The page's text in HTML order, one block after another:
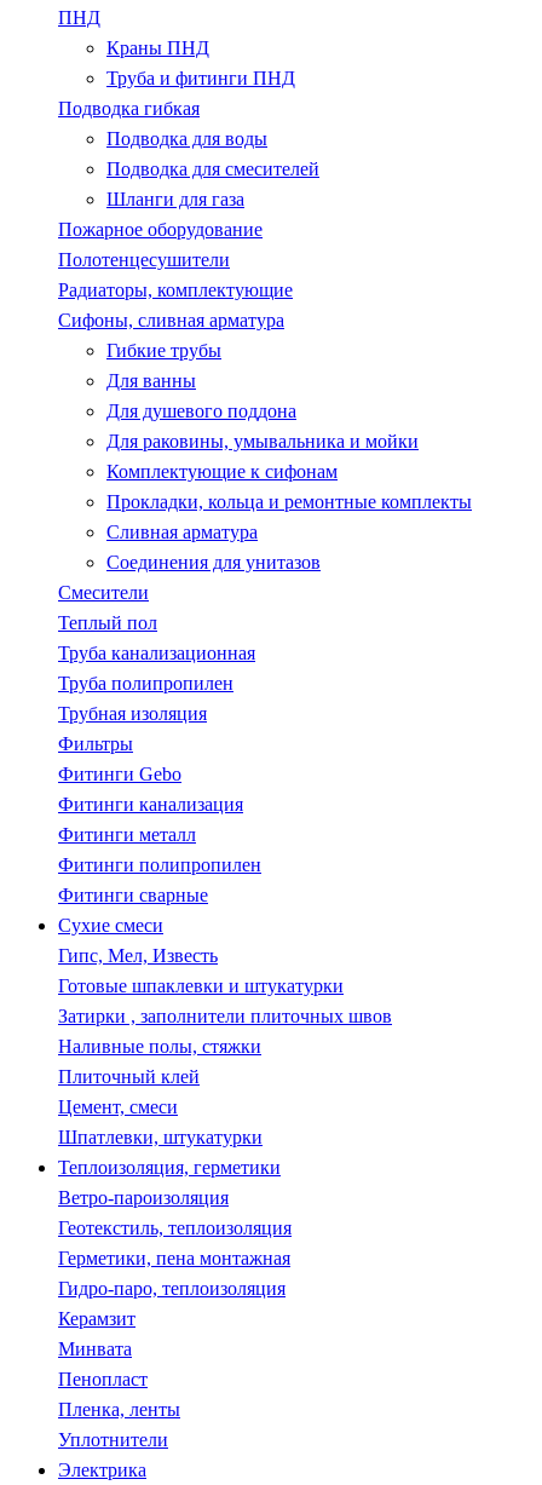
ПНД
Краны ПНД
Труба и фитинги ПНД
Подводка гибкая
Подводка для воды
Подводка для смесителей
Шланги для газа
Пожарное оборудование
Полотенцесушители
Радиаторы, комплектующие
Сифоны, сливная арматура
Гибкие трубы
Для ванны
Для душевого поддона
Для раковины, умывальника и мойки
Комплектующие к сифонам
Прокладки, кольца и ремонтные комплекты
Сливная арматура
Соединения для унитазов
Смесители
Теплый пол
Труба канализационная
Труба полипропилен
Трубная изоляция
Фильтры
Фитинги Gebo
Фитинги канализация
Фитинги металл
Фитинги полипропилен
Фитинги сварные
Сухие смеси
Гипс, Мел, Известь
Готовые шпаклевки и штукатурки
Затирки , заполнители плиточных швов
Наливные полы, стяжки
Плиточный клей
Цемент, смеси
Шпатлевки, штукатурки
Теплоизоляция, герметики
Ветро-пароизоляция
Геотекстиль, теплоизоляция
Герметики, пена монтажная
Гидро-паро, теплоизоляция
Керамзит
Минвата
Пенопласт
Пленка, ленты
Уплотнители
Электрика